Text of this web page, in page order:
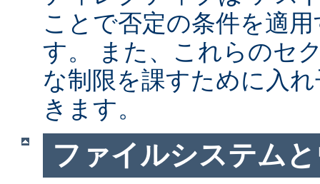
ことで否定の条件を適
す。 また、これらのセ
な制限を課すために入
きます。
ファイルシステム